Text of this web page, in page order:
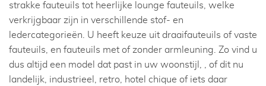
strakke fauteuils tot heerlijke lounge fauteuils, welke
verkrijgbaar zijn in verschillende stof- en
ledercategorieën. U heeft keuze uit draaifauteuils of vaste
fauteuils, en fauteuils met of zonder armleuning. Zo vind u
dus altijd een model dat past in uw woonstijl, , of dit nu
landelijk, industrieel, retro, hotel chique of iets daar